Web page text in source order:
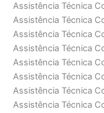
Assistência Técnica
Assistência Técnica
Assistência Técnica
Assistência Técnica
Assistência Técnica
Assistência Técnica
Assistência Técnica
Assistência Técnica